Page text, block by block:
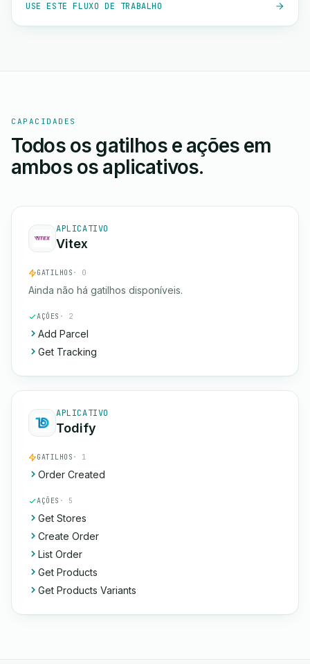
USE ESTE FLUXO DE TRABALHO
CAPACIDADES
Todos os gatilhos e ações em
ambos os aplicativos.
APLICATIVO
Vitex
GATILHOS · 0
Ainda não há gatilhos disponíveis.
AÇÕES · 2
Add Parcel
Get Tracking
APLICATIVO
Todify
GATILHOS · 1
Order Created
AÇÕES · 5
Get Stores
Create Order
List Order
Get Products
Get Products Variants